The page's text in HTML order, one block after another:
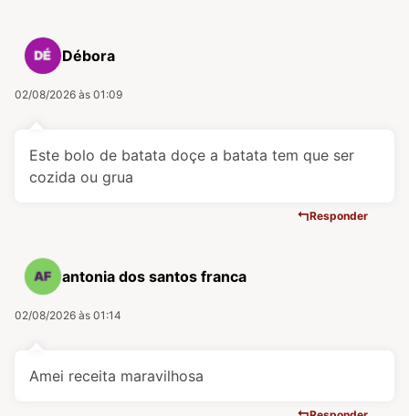
Débora
02/08/2026 às 01:09
Este bolo de batata doçe a batata tem que ser
cozida ou grua
Responder
antonia dos santos franca
02/08/2026 às 01:14
Amei receita maravilhosa